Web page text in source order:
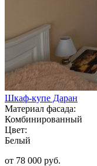
Шкаф-купе Даран
Материал фасада:
Комбинированный
Цвет:
Белый
от 78 000 руб.